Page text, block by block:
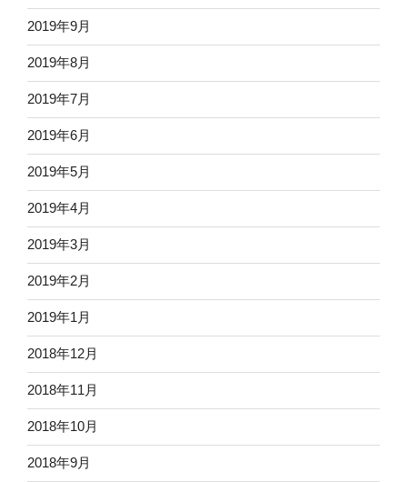
2019年9月
2019年8月
2019年7月
2019年6月
2019年5月
2019年4月
2019年3月
2019年2月
2019年1月
2018年12月
2018年11月
2018年10月
2018年9月